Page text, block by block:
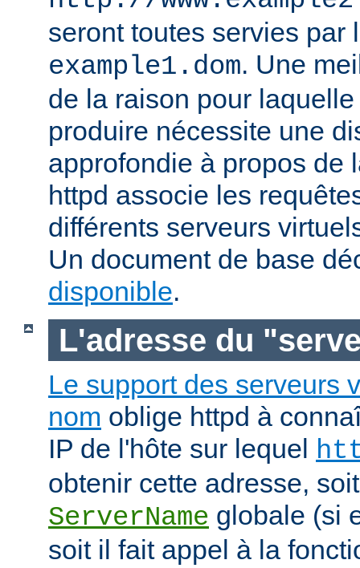
seront toutes servies par
example1.dom. Une
de la raison pour
produire nécessite une
approfondie à propos de
httpd associe les
différents serveurs
Un document de base
disponible.
L'adresse du
Le support des serveurs
nom oblige httpd à
IP de l'hôte sur lequel
obtenir cette adresse,
ServerName globale (si
soit il fait appel à la